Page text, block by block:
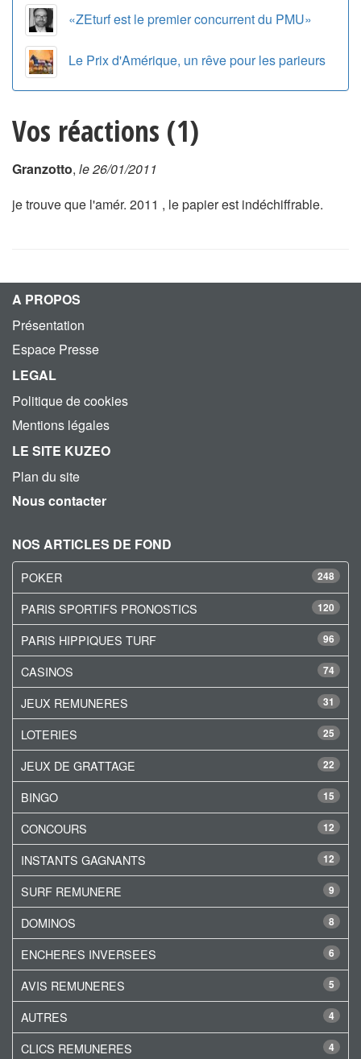
«ZEturf est le premier concurrent du PMU»
Le Prix d'Amérique, un rêve pour les parieurs
Vos réactions (1)
Granzotto, le 26/01/2011
je trouve que l'amér. 2011 , le papier est indéchiffrable.
A PROPOS
Présentation
Espace Presse
LEGAL
Politique de cookies
Mentions légales
LE SITE KUZEO
Plan du site
Nous contacter
NOS ARTICLES DE FOND
248
POKER
120
PARIS SPORTIFS PRONOSTICS
96
PARIS HIPPIQUES TURF
74
CASINOS
31
JEUX REMUNERES
25
LOTERIES
22
JEUX DE GRATTAGE
15
BINGO
12
CONCOURS
12
INSTANTS GAGNANTS
9
SURF REMUNERE
8
DOMINOS
6
ENCHERES INVERSEES
5
AVIS REMUNERES
4
AUTRES
4
CLICS REMUNERES